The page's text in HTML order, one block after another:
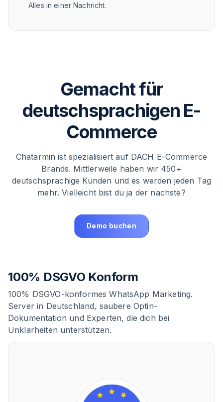
Alles in einer Nachricht.
Gemacht für
deutschsprachigen E-
Commerce
Chatarmin ist spezialisiert auf DACH E-Commerce
Brands. Mittlerweile haben wir 450+
deutschsprachige Kunden und es werden jeden Tag
mehr. Vielleicht bist du ja der nächste?
Demo buchen
100% DSGVO Konform
100% DSGVO-konformes WhatsApp Marketing.
Server in Deutschland, saubere Optin-
Dokumentation und Experten, die dich bei
Unklarheiten unterstützen.